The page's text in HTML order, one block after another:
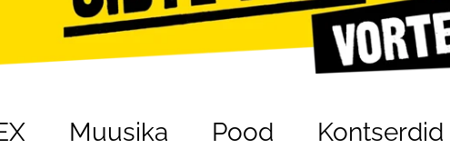
Muusika Pood Kontserdid